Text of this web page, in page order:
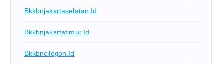
Bkkbnjakartaselatan.id
Bkkbnjakartatimur.id
Bkkbncilegon.id